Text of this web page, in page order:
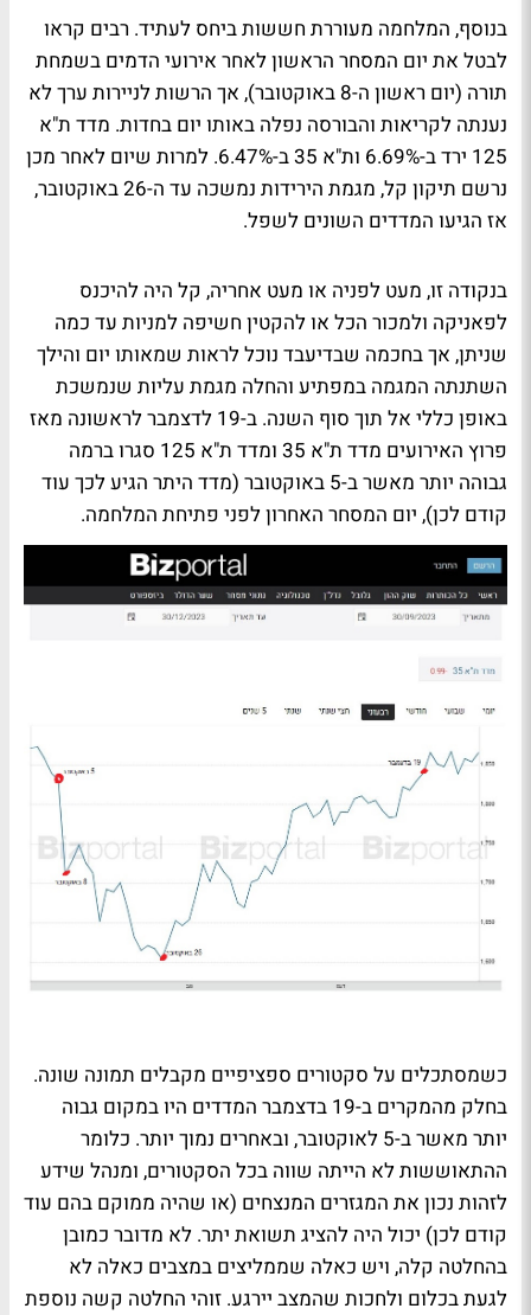
בנוסף, המלחמה מעוררת חששות ביחס לעתיד. רבים קראו
לבטל את יום המסחר הראשון לאחר אירועי הדמים בשמחת
תורה (יום ראשון ה-8 באוקטובר), אך הרשות לניירות ערך לא
נענתה לקריאות והבורסה נפלה באותו יום בחדות. מדד ת"א
125 ירד ב-6.69% ות"א 35 ב-6.47%. למרות שיום לאחר מכן
נרשם תיקון קל, מגמת הירידות נמשכה עד ה-26 באוקטובר,
אז הגיעו המדדים השונים לשפל.
בנקודה זו, מעט לפניה או מעט אחריה, קל היה להיכנס
לפאניקה ולמכור הכל או להקטין חשיפה למניות עד כמה
שניתן, אך בחכמה שבדיעבד נוכל לראות שמאותו יום והילך
השתנתה המגמה במפתיע והחלה מגמת עליות שנמשכת
באופן כללי אל תוך סוף השנה. ב-19 לדצמבר לראשונה מאז
פרוץ האירועים מדד ת"א 35 ומדד ת"א 125 סגרו ברמה
גבוהה יותר מאשר ב-5 באוקטובר (מדד היתר הגיע לכך עוד
קודם לכן), יום המסחר האחרון לפני פתיחת המלחמה.
כשמסתכלים על סקטורים ספציפיים מקבלים תמונה שונה.
בחלק מהמקרים ב-19 בדצמבר המדדים היו במקום גבוה
יותר מאשר ב-5 לאוקטובר, ובאחרים נמוך יותר. כלומר
ההתאוששות לא הייתה שווה בכל הסקטורים, ומנהל שידע
לזהות נכון את המגזרים המנצחים (או שהיה ממוקם בהם עוד
קודם לכן) יכול היה להציג תשואת יתר. לא מדובר כמובן
בהחלטה קלה, ויש כאלה שממליצים במצבים כאלה לא
לגעת בכלום ולחכות שהמצב יירגע. זוהי החלטה קשה נוספת